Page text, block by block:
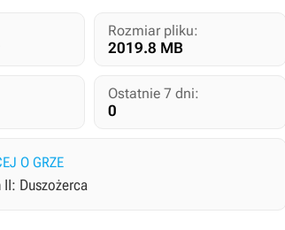
Rozmiar pliku:
2019.8 MB
Ostatnie 7 dni:
0
O GRZE
II: Duszożerca